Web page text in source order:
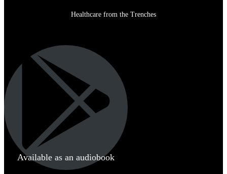
Healthcare from the Trenches
Available as an audiobook